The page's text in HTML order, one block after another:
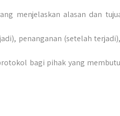
menjelaskan alasan dan
penanganan (setelah
bagi pihak yang